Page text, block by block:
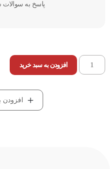
پاسخ به
افزودن به سبد خرید
افزودن